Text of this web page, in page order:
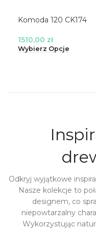
Komoda 120 CK174
1510,00 zł
Wybierz Opcje
Odkryj wyjątkowe
Nasze kolekcje to
designem, co
niepowtarzalny
Wykorzystując